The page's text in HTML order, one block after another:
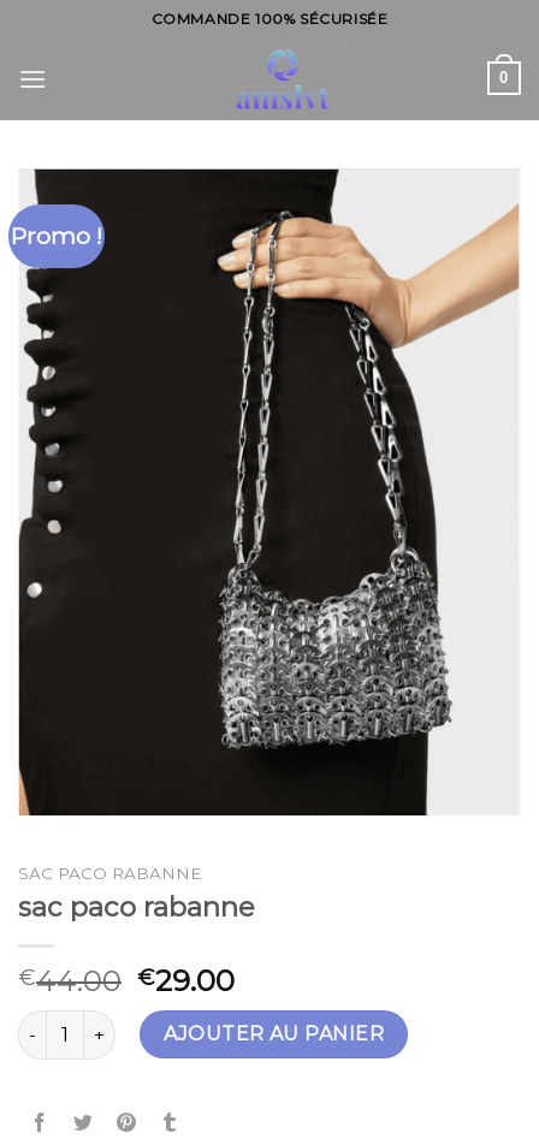
content
COMMANDE 100% SÉCURISÉE
0
Promo !
SAC PACO RABANNE
sac paco rabanne
€44.00 €29.00
quantité de sac paco rabanne
AJOUTER AU PANIER